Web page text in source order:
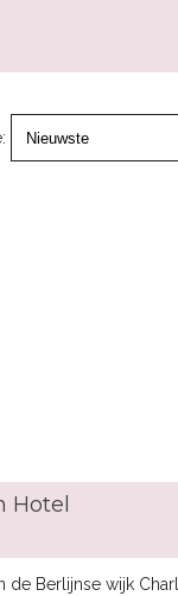
Hotel
de Berlijnse wijk